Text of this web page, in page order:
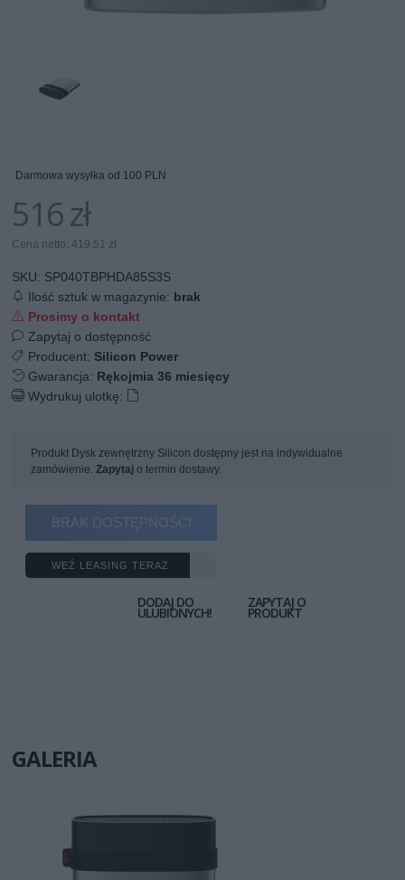
Darmowa wysyłka od 100 PLN
516 zł
Cena netto: 419,51 zł
SKU: SP040TBPHDA85S3S
Ilość sztuk w magazynie: brak
Prosimy o kontakt
Zapytaj o dostępność
Producent: Silicon Power
Gwarancja: Rękojmia 36 miesięcy
Wydrukuj ulotkę:
Produkt Dysk zewnętrzny Silicon dostępny jest na indywidualne
zamówienie.Zapytaj o termin dostawy.
BRAK DOSTĘPNOŚCI
WEŹ LEASING TERAZ
DODAJ DO
ULUBIONYCH!
ZAPYTAJ O
PRODUKT
GALERIA